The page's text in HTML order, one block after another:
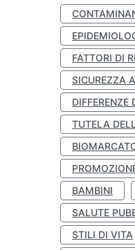
FATTORI DI
SICUREZZA
DIFFERENZE
TUTELA
BAMBINI
SALUTE
STILI DI VITA